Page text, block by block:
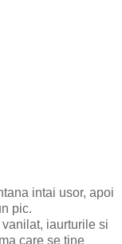
intai usor, apoi
pic.
iaurturile si
care se tine